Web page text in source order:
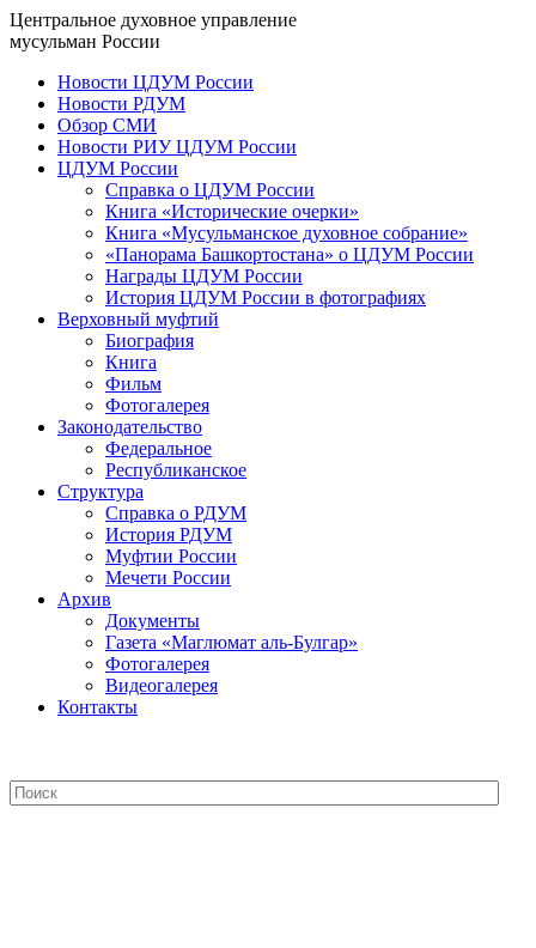
Центральное духовное управление
мусульман России
Новости ЦДУМ России
Новости РДУМ
Обзор СМИ
Новости РИУ ЦДУМ России
ЦДУМ России
Справка о ЦДУМ России
Книга «Исторические очерки»
Книга «Мусульманское духовное собрание»
«Панорама Башкортостана» о ЦДУМ России
Награды ЦДУМ России
История ЦДУМ России в фотографиях
Верховный муфтий
Биография
Книга
Фильм
Фотогалерея
Законодательство
Федеральное
Республиканское
Структура
Справка о РДУМ
История РДУМ
Муфтии России
Мечети России
Архив
Документы
Газета «Маглюмат аль-Булгар»
Фотогалерея
Видеогалерея
Контакты